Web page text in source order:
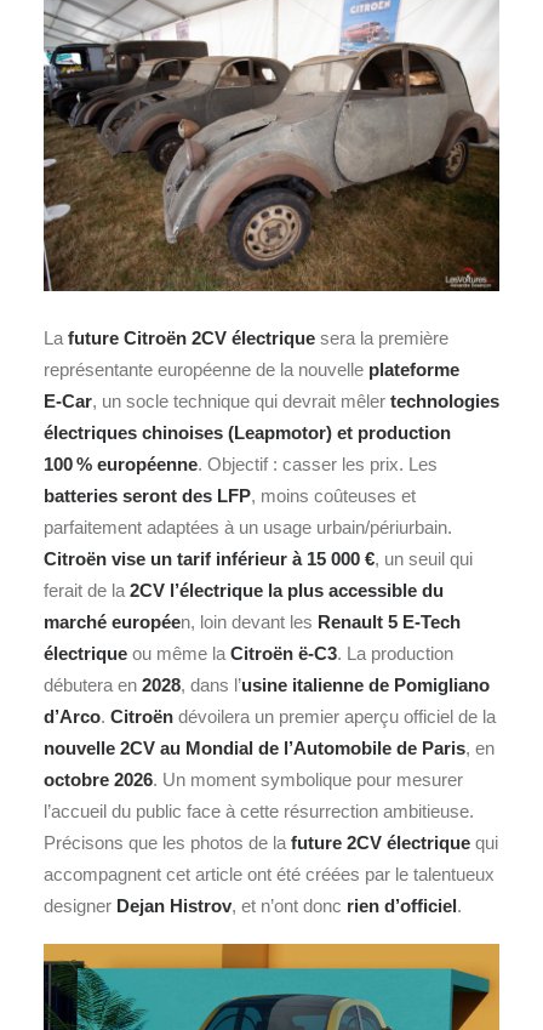
La future Citroën 2CV électrique sera la première
représentante européenne de la nouvelle plateforme
E‑Car, un socle technique qui devrait mêler technologies
électriques chinoises (Leapmotor) et production
100 % européenne. Objectif : casser les prix. Les
batteries seront des LFP, moins coûteuses et
parfaitement adaptées à un usage urbain/périurbain.
Citroën vise un tarif inférieur à 15 000 €, un seuil qui
ferait de la 2CV l’électrique la plus accessible du
marché européen, loin devant les Renault 5 E-Tech
électrique ou même la Citroën ë-C3. La production
débutera en 2028, dans l’usine italienne de Pomigliano
d’Arco. Citroën dévoilera un premier aperçu officiel de la
nouvelle 2CV au Mondial de l’Automobile de Paris, en
octobre 2026. Un moment symbolique pour mesurer
l’accueil du public face à cette résurrection ambitieuse.
Précisons que les photos de la future 2CV électrique qui
accompagnent cet article ont été créées par le talentueux
designer Dejan Histrov, et n’ont donc rien d’officiel.